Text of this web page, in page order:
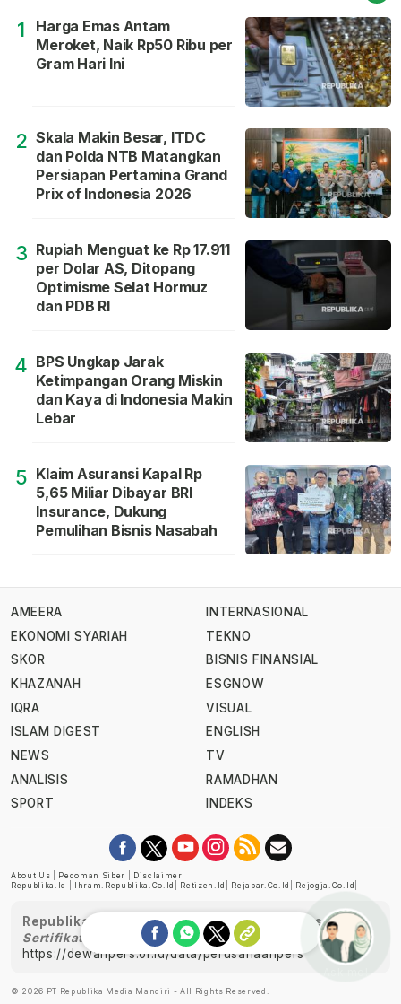
1
Harga Emas Antam
Meroket, Naik Rp50 Ribu per
Gram Hari Ini
2 Skala Makin Besar, ITDC
dan Polda NTB Matangkan
Persiapan Pertamina Grand
Prix of Indonesia 2026
3 Rupiah Menguat ke Rp 17.911
per Dolar AS, Ditopang
Optimisme Selat Hormuz
dan PDB RI
4 BPS Ungkap Jarak
Ketimpangan Orang Miskin
dan Kaya di Indonesia Makin
Lebar
5 Klaim Asuransi Kapal Rp
5,65 Miliar Dibayar BRI
Insurance, Dukung
Pemulihan Bisnis Nasabah
AMEERA
EKONOMI SYARIAH
SKOR
KHAZANAH
IQRA
ISLAM DIGEST
NEWS
ANALISIS
SPORT
INTERNASIONAL
TEKNO
BISNIS FINANSIAL
ESGNOW
VISUAL
ENGLISH
TV
RAMADHAN
INDEKS
About Us Pedoman Siber
Disclaimer
Republika.id
Ihram.republika.co.id Retizen.id Rejabar.co.id Rejogja.co.id
Republika telah diverifikasi oleh Dewan Pers
Sertifikat Nomor 1058/DP-Verifikasi/K/XII/2022
https://dewanpers.or.id/data/perusahaanpers
© 2026 PT Republika Media Mandiri - All Rights Reserved.